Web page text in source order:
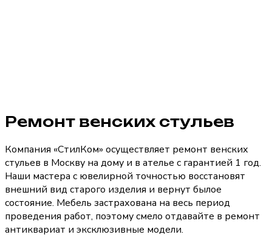
Ремонт венских стульев
Компания «СтилКом» осуществляет ремонт венских
стульев в Москву на дому и в ателье с гарантией 1 год.
Наши мастера с ювелирной точностью восстановят
внешний вид старого изделия и вернут былое
состояние. Мебель застрахована на весь период
проведения работ, поэтому смело отдавайте в ремонт
антиквариат и эксклюзивные модели.